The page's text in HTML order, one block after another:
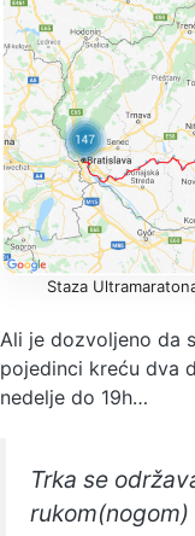
Staza
Ali je dozvoljeno da
pojedinci kreću dva
nedelje do 19h…
Trka se